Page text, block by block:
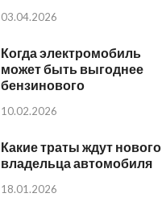
03.04.2026
Когда электромобиль
может быть выгоднее
бензинового
10.02.2026
Какие траты ждут нового
владельца автомобиля
18.01.2026